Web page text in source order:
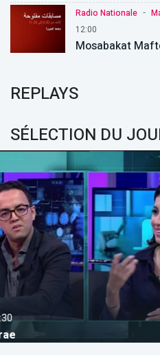
Radio Nationale -
12:00
Mosabakat
REPLAYS
SÉLECTION DU
AL AOULA 22:00
Moudawala